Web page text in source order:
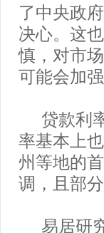
了中央政
决心。这
慎，对市
可能会加强
贷款利
率基本上
州等地的
调，且部
易居研